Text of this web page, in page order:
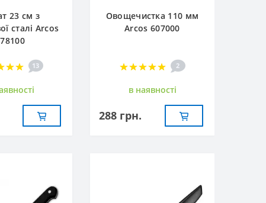
23 см з
сталі Arcos
13
Овощечистка 110 мм
Arcos 607000
2
в наявностi
288 грн.